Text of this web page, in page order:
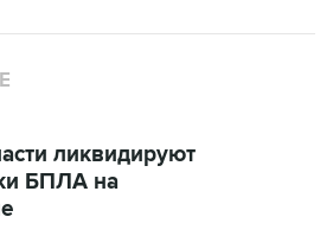
ликвидируют
БПЛА на